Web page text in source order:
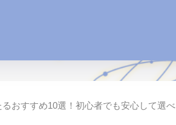
おすすめ10選！初心者でも安心して選べ